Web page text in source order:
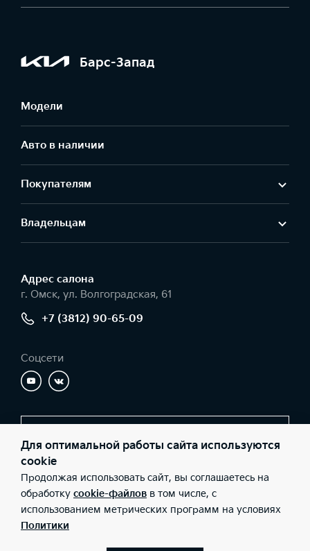
Барс-Запад
Модели
Авто в наличии
Покупателям
Владельцам
Адрес салонa
г. Омск, ул. Волгоградская, 61
+7 (3812) 90-65-09
Соцсети
© 2026 Юридические лица ООО «Барс-Запад» (Фактический
адрес: г. Омск, ул. Волгоградская, 61; Телефон: +7 (3812) 90-65-
09; ИНН: 5506068796; ОГРН: 1065506044207), ООО «Киа Россия
и СНГ» (Фактический адрес: г.Москва, Валовая 26; Телефон: 8
800 301 08 80; ИНН: 7728674093; ОГРН: 5087746291760) ведут
Для оптимальной работы сайта используются
cookie
Продолжая использовать сайт, вы соглашаетесь на
обработку cookie-файлов в том числе, с
использованием метрических программ на условиях
Политики